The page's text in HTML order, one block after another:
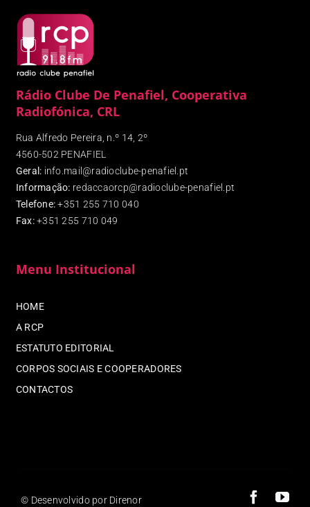
Rádio Clube De Penafiel, Cooperativa
Radiofónica, CRL
Rua Alfredo Pereira, n.º 14, 2º
4560-502 PENAFIEL
Geral: info.mail@radioclube-penafiel.pt
Informação: redaccaorcp@radioclube-penafiel.pt
Telefone: +351 255 710 040
Fax:+351 255 710 049
Menu Institucional
HOME
A RCP
ESTATUTO EDITORIAL
CORPOS SOCIAIS E COOPERADORES
CONTACTOS
© Desenvolvido por Direnor